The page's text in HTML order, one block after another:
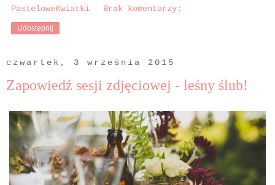
PasteloweKwiatki Brak komentarzy:
Udostępnij
czwartek, 3 września 2015
Zapowiedź sesji zdjęciowej - leśny ślub!